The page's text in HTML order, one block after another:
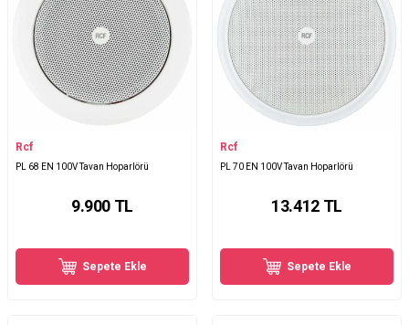
Rcf
PL 68 EN 100V Tavan Hoparlörü
9.900 TL
Sepete Ekle
Rcf
PL 70 EN 100V Tavan Hoparlörü
13.412TL
Sepete Ekle